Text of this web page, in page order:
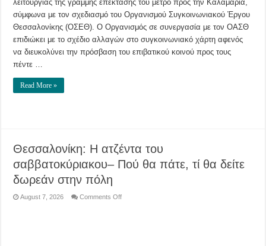
λειτουργίας της γραμμής επέκτασης του μετρό προς την Καλαμαριά,
σύμφωνα με τον σχεδιασμό του Οργανισμού Συγκοινωνιακού Έργου
Θεσσαλονίκης (ΟΣΕΘ). Ο Οργανισμός σε συνεργασία με τον ΟΑΣΘ
επιδιώκει με το σχέδιο αλλαγών στο συγκοινωνιακό χάρτη αφενός
να διευκολύνει την πρόσβαση του επιβατικού κοινού προς τους
πέντε …
Read More »
Θεσσαλονίκη: Η ατζέντα του
σαββατοκύριακου– Πού θα πάτε, τί θα δείτε
δωρεάν στην πόλη
August 7, 2026 Comments Offon